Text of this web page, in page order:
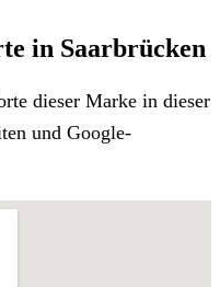
in Saarbrücken
dieser Marke in dieser
und Google-